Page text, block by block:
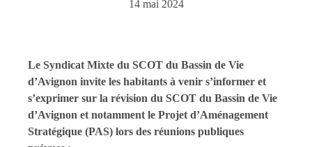
14 mai 2024
Le Syndicat Mixte du SCOT du Bassin de Vie
d’Avignon invite les habitants à venir s’informer et
s’exprimer sur la révision du SCOT du Bassin de Vie
d’Avignon et notamment le Projet d’Aménagement
Stratégique (PAS) lors des réunions publiques